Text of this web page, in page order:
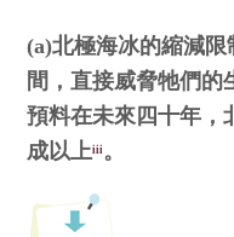
(a)北極海冰的縮減
間，直接威脅牠們的
預料在未來四十年，
成以上iii 。